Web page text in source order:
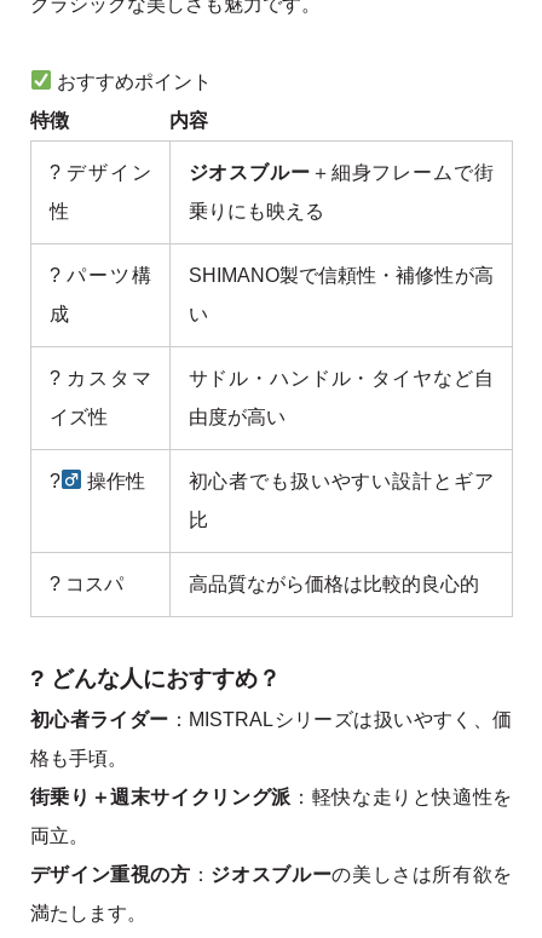
おすすめポイント
特徴
内容
? デザイン
性
ジオスブルー ＋細身フレームで街
乗りにも映える
? パーツ構
成
SHIMANO製で信頼性・補修性が高
い
?️ カスタマ
イズ性
サドル・ハンドル・タイヤなど自
由度が高い
?‍ 操作性
初心者でも扱いやすい設計とギア
比
? コスパ 高品質ながら価格は比較的良心的
? どんな人におすすめ？
初心者ライダー ：MISTRALシリーズは扱いやすく、価
格も手頃。
街乗り＋週末サイクリング派 ：軽快な走りと快適性を
両立。
デザイン重視の方 ： ジオスブルーの美しさは所有欲を
満たします。